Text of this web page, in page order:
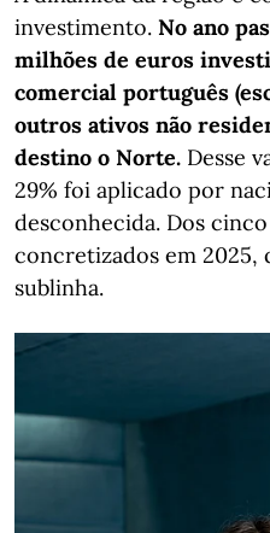
investimento. No ano
milhões de euros
comercial português
outros ativos não
destino o Norte. Desse
29% foi aplicado por
desconhecida. Dos
concretizados em 2025,
sublinha.